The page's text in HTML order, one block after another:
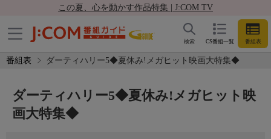
この夏、心を動かす作品特集 | J:COM TV
CS番組一覧 番組表
検索
番組表 ダーティハリー5◆夏休み!メガヒット映画大特集◆
ダーティハリー5◆夏休み!メガヒット映
画大特集◆